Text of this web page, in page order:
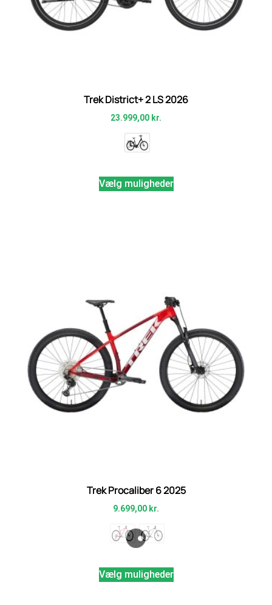
Trek District+ 2 LS 2026
23.999,00 kr.
Vælg muligheder
Trek Procaliber 6 2025
9.699,00 kr.
Vælg muligheder